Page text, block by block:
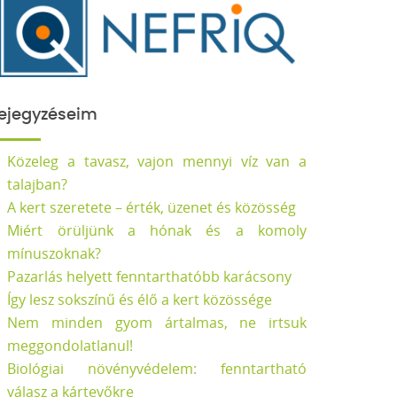
Közeleg a tavasz, vajon mennyi víz van a
talajban?
A kert szeretete – érték, üzenet és közösség
Miért örüljünk a hónak és a komoly
mínuszoknak?
Pazarlás helyett fenntarthatóbb karácsony
Így lesz sokszínű és élő a kert közössége
Nem minden gyom ártalmas, ne irtsuk
meggondolatlanul!
Biológiai növényvédelem: fenntartható
válasz a kártevőkre